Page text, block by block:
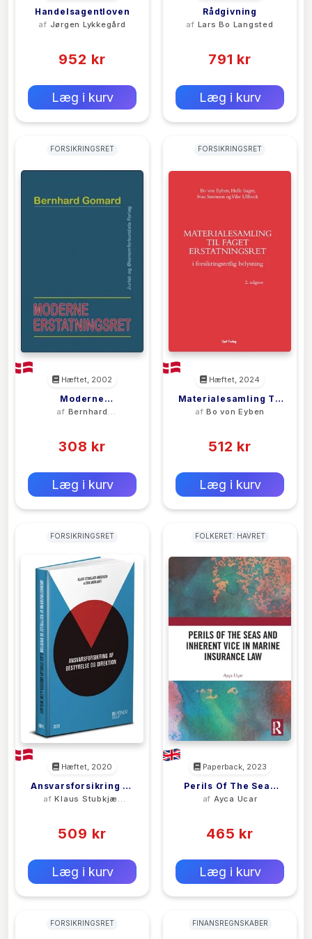
Handelsagentloven
af Jørgen Lykkegård
952 kr
Læg i kurv
Rådgivning
af Lars Bo Langsted
791 kr
Læg i kurv
FORSIKRINGSRET
Hæftet, 2002
Moderne
Erstatningsret
af Bernhard
308 kr
Læg i kurv
FORSIKRINGSRET
Hæftet, 2024
Materialesamling Til
Faget Erstatningsret
afBo von Eyben
512 kr
Læg i kurv
FORSIKRINGSRET
Hæftet, 2020
Ansvarsforsikring Af
Bestyrelse Og
afKlaus Stubkjær
509 kr
Læg i kurv
FOLKERET: HAVRET
Paperback, 2023
Perils Of The Seas
And Inherent Vice In
Law
af Ayca Ucar
465 kr
Læg i kurv
FORSIKRINGSRET FINANSREGNSKABER